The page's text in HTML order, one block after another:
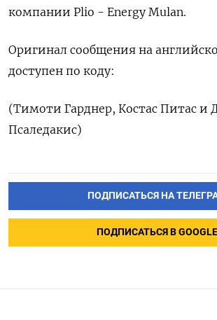
компании Plio - Energy Mulan.
Оригинал сообщения на
доступен по коду:
(Тимоти Гарднер, Костас Питас и
Псаледакис)
ПОДПИСАТЬСЯ НА
ПОДПИСАТЬСЯ В GOOGLE